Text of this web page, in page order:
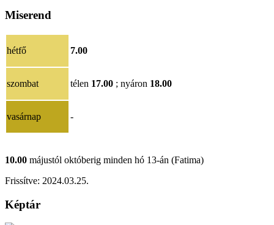
Miserend
hétfő 7.00
szombat télen 17.00 ; nyáron 18.00
vasárnap -
10.00 májustól októberig minden hó 13-án (Fatima)
Frissítve: 2024.03.25.
Képtár